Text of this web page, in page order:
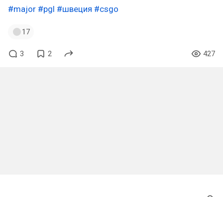
#major #pgl #швеция #csgo
17
3 2 427